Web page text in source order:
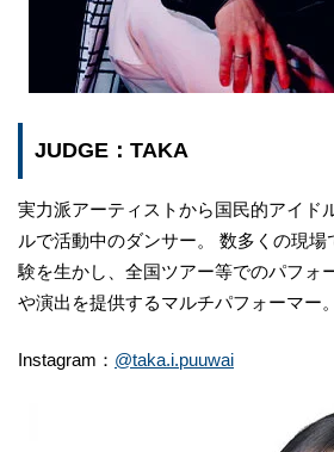
JUDGE：TAKA
実力派アーティストから国民的アイド
ルで活動中のダンサー。 数多くの現
験を生かし、全国ツアー等でのパフォ
や演出を提供するマルチパフォーマー。
Instagram： @taka.i.puuwai